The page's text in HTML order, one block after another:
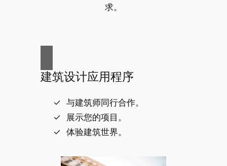
求。
建筑设计应用程序
与建筑师同行合作。
展示您的项目。
体验建筑世界。